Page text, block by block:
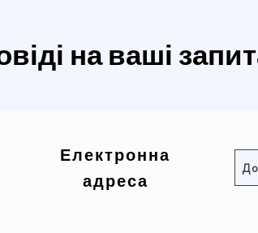
на ваші
Електронна
адреса